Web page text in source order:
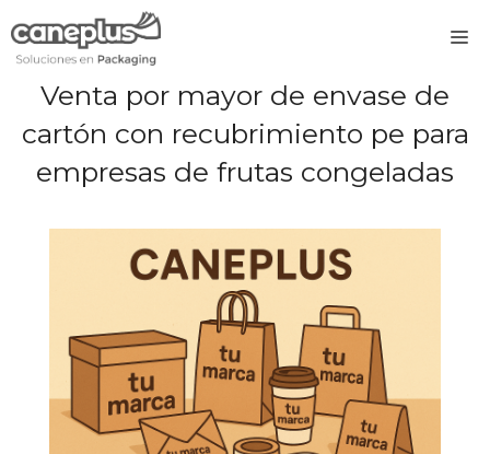
al
Venta por mayor de envase de
cartón con recubrimiento pe para
empresas de frutas congeladas